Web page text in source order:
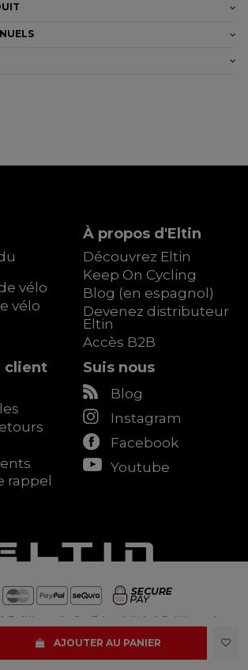
AJOUTER AU PANIER
vélo
vélo
À propos d'Eltin
Découvrez Eltin
Keep On Cycling
Blog (en espagnol)
Devenez distributeur
Eltin
Accès B2B
client
rappel
Suis nous
Blog
Instagram
Facebook
Youtube
| Politique de Confidentialité | Politique de